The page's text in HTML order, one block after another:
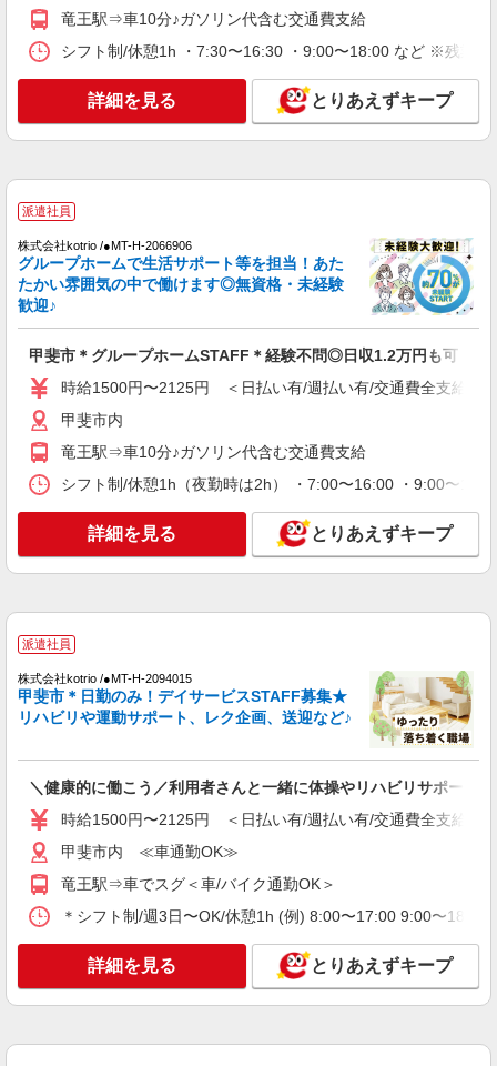
通費全支給(ガソリン代含む)＞
キープ 詳細を見る
派遣社員
時給1500円〜2125円 ＜日払い有/週払い有/交
通費全支給(ガソリン代含む)＞
甲斐市内
キープ 詳細を見る
派遣社員
ービスSTAFF
時給1500円〜2125円 ＜日払い有/週払い有/交
甲斐市内
キープ 詳細を見る
株式会社kotrio /●MT-H-2094097
＜面接なし＞デイサービスでリハビリ補助・送
迎など＊甲斐市
時給1500円〜2125円 ＜日払い有/週払い有/交
キープ 詳細を見る
株式会社kotrio /●MT-H-2011973
≪甲斐市≫夜勤なし！未経験・ブランクOKの
デイスタッフ
時給1500円〜2125円 ＜日払い有/週払い有/交
通費全支給(ガソリン代含む)＞
竜王駅⇒車10分♪ガソリン代含む交通費支給
シフト制/休憩1h ・7:30〜16:30 ・9:00〜18:00 など ※残業
詳細を見る とりあえずキープ
派遣社員
株式会社kotrio /●MT-H-2066906
グループホームで生活サポート等を担当！あた
たかい雰囲気の中で働けます◎無資格・未経験
歓迎♪
甲斐市＊グループホームSTAFF＊経験不問◎日収1.2万円も可
時給1500円〜2125円 ＜日払い有/週払い有/交通費全支給(ガ
甲斐市内
竜王駅⇒車10分♪ガソリン代含む交通費支給
シフト制/休憩1h（夜勤時は2h） ・7:00〜16:00 ・9:00〜
詳細を見る とりあえずキープ
派遣社員
株式会社kotrio /●MT-H-2094015
甲斐市＊日勤のみ！デイサービスSTAFF募集★
リハビリや運動サポート、レク企画、送迎など♪
＼健康的に働こう／利用者さんと一緒に体操やリハビリサポート等
時給1500円〜2125円 ＜日払い有/週払い有/交通費全支給(ガ
甲斐市内 ≪車通勤OK≫
竜王駅⇒車でスグ＜車/バイク通勤OK＞
＊シフト制/週3日〜OK/休憩1h (例) 8:00〜17:00 9:00〜
詳細を見る とりあえずキープ